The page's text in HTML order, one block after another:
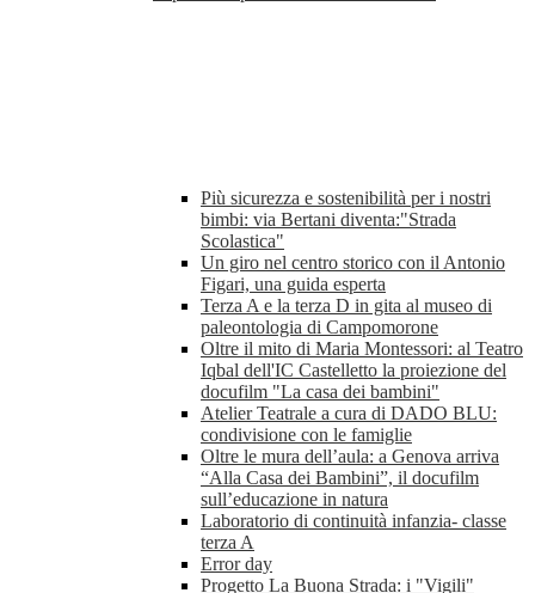
Più sicurezza e sostenibilità per i nostri
bimbi: via Bertani diventa:"Strada
Scolastica"
Un giro nel centro storico con il Antonio
Figari, una guida esperta
Terza A e la terza D in gita al museo di
paleontologia di Campomorone
Oltre il mito di Maria Montessori: al Teatro
Iqbal dell'IC Castelletto la proiezione del
docufilm "La casa dei bambini"
Atelier Teatrale a cura di DADO BLU:
condivisione con le famiglie
Oltre le mura dell’aula: a Genova arriva
“Alla Casa dei Bambini”, il docufilm
sull’educazione in natura
Laboratorio di continuità infanzia- classe
terza A
Error day
Progetto La Buona Strada: i "Vigili"